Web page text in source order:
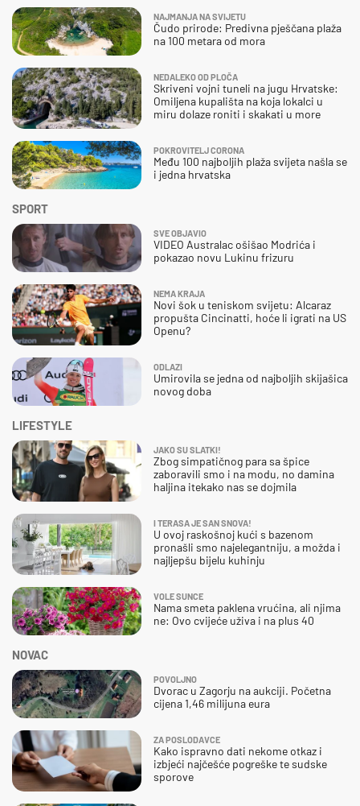
SPORT
SVE OBJAVIO
VIDEO Australac ošišao Modrića i
pokazao novu Lukinu frizuru
NEMA KRAJA
Novi šok u teniskom svijetu: Alcaraz
propušta Cincinatti, hoće li igrati na US
Openu?
ODLAZI
Umirovila se jedna od najboljih skijašica
novog doba
NAJMANJA NA SVIJETU
Čudo prirode: Predivna pješčana plaža
na 100 metara od mora
NEDALEKO OD PLOČA
Skriveni vojni tuneli na jugu Hrvatske:
Omiljena kupališta na koja lokalci u
miru dolaze roniti i skakati u more
POKROVITELJ CORONA
Među 100 najboljih plaža svijeta našla se
i jedna hrvatska
NOVAC
POVOLJNO
Dvorac u Zagorju na aukciji. Početna
cijena 1,46 milijuna eura
ZA POSLODAVCE
Kako ispravno dati nekome otkaz i
izbjeći najčešće pogreške te sudske
sporove
LIFESTYLE
JAKO SU SLATKI!
Zbog simpatičnog para sa špice
zaboravili smo i na modu, no damina
haljina itekako nas se dojmila
I TERASA JE SAN SNOVA!
U ovoj raskošnoj kući s bazenom
pronašli smo najelegantniju, a možda i
najljepšu bijelu kuhinju
VOLE SUNCE
Nama smeta paklena vrućina, ali njima
ne: Ovo cvijeće uživa i na plus 40